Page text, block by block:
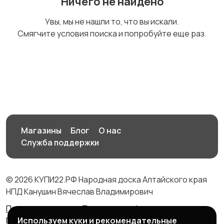
запчастиУвы, мы не нашли то, что вы искали.
Смягчите условия поиска и попробуйте еще раз.
Магазины Блог
О нас
Служба поддержки
© 2026 КУПИ22.РФ Народная доска Алтайского края
НПД Канушин Вячеслав Владимирович
Правила сервиса
Политика конфиденциальности
Политика использования cookie
Используем куки и рекомендательные